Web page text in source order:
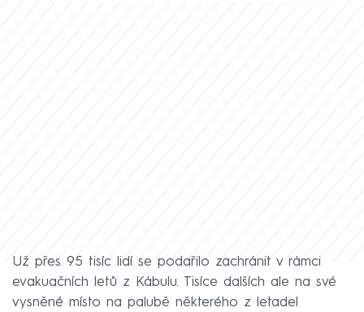
Už přes 95 tisíc lidí se podařilo zachránit v rámci
evakuačních letů z Kábulu. Tisíce dalších ale na své
vysněné místo na palubě některého z letadel